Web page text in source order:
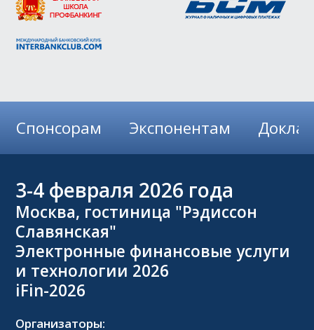
Спонсорам Экспонентам
3-4 февраля 2026 года
Москва, гостиница "Рэдиссон
Славянская"
Электронные финансовые услуги
и технологии 2026
iFin-2026
Организаторы: